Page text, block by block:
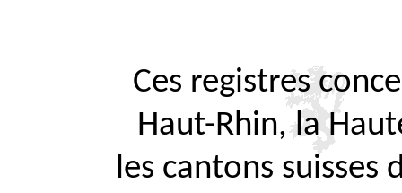
Ces registres
Haut-Rhin, la
les cantons suisses